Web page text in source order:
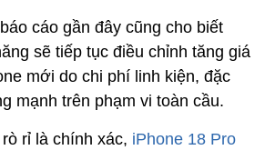
cáo gần đây cũng cho biết
sẽ tiếp tục điều chỉnh tăng giá
mới do chi phí linh kiện, đặc
mạnh trên phạm vi toàn cầu.
rỉ là chính xác, iPhone 18 Pro